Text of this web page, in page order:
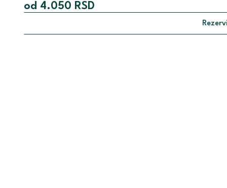
od 4.050 RSD